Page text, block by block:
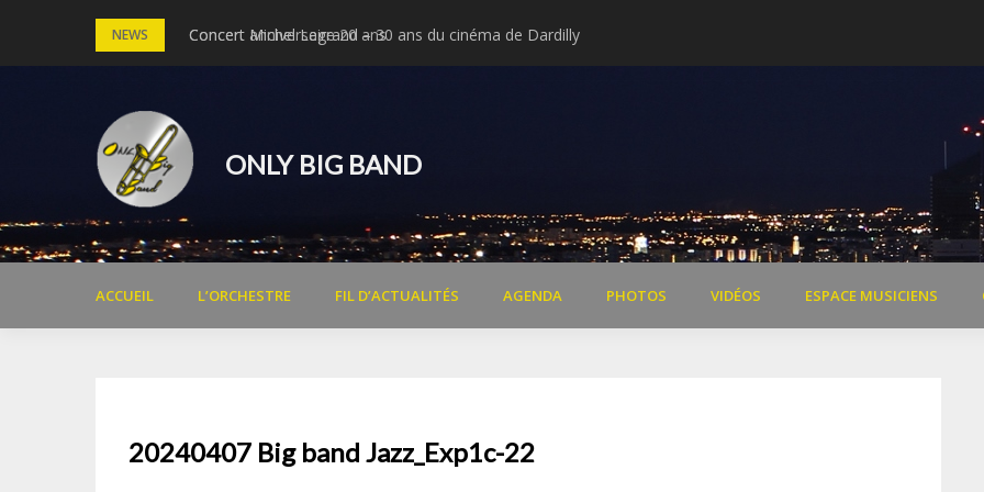
NEWS Concert anniversaire 20 ans
Concert Michel Legrand – 30 ans du cinéma de Dardilly
ONLY BIG BAND
ACCUEIL L’ORCHESTRE FIL D’ACTUALITÉS AGENDA PHOTOS VIDÉOS ESPACE MUSICIENS
20240407 Big band Jazz_Exp1c-22